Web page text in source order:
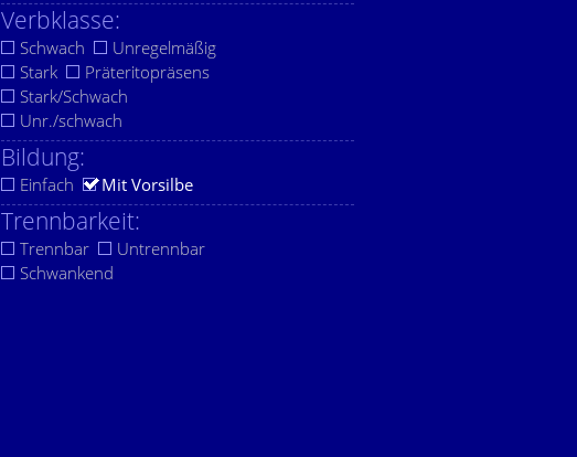
Verbklasse:
Schwach
Unregelmäßig
Stark
Präteritopräsens
Stark/Schwach
Unr./schwach
Bildung:
Einfach Mit Vorsilbe
Trennbarkeit:
Trennbar
Untrennbar
Schwankend